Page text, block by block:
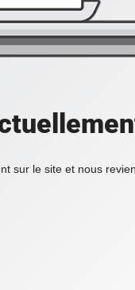
sur le site et nous